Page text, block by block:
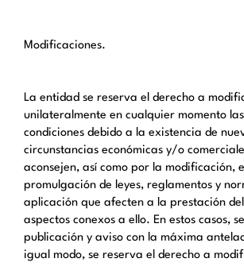
Modificaciones.
La entidad se reserva el derecho a
unilateralmente en cualquier momento
condiciones debido a la existencia de
circunstancias económicas y/o
aconsejen, así como por la modificación,
promulgación de leyes, reglamentos y
aplicación que afecten a la prestación
aspectos conexos a ello. En estos casos,
publicación y aviso con la máxima
igual modo, se reserva el derecho a